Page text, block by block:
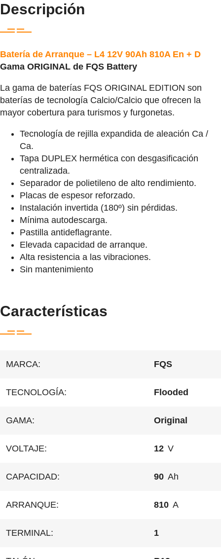
Descripción
Batería de Arranque – L4 12V 90Ah 810A En + D
Gama ORIGINAL de FQS Battery
La gama de baterías FQS ORIGINAL EDITION son
baterías de tecnología Calcio/Calcio que ofrecen la
mayor cobertura para turismos y furgonetas.
Tecnología de rejilla expandida de aleación Ca /
Ca.
Tapa DUPLEX hermética con desgasificación
centralizada.
Separador de polietileno de alto rendimiento.
Placas de espesor reforzado.
Instalación invertida (180º) sin pérdidas.
Mínima autodescarga.
Pastilla antideflagrante.
Elevada capacidad de arranque.
Alta resistencia a las vibraciones.
Sin mantenimiento
Características
MARCA: FQS
TECNOLOGÍA: Flooded
GAMA: Original
VOLTAJE: 12 V
CAPACIDAD: 90 Ah
ARRANQUE: 810 A
TERMINAL: 1